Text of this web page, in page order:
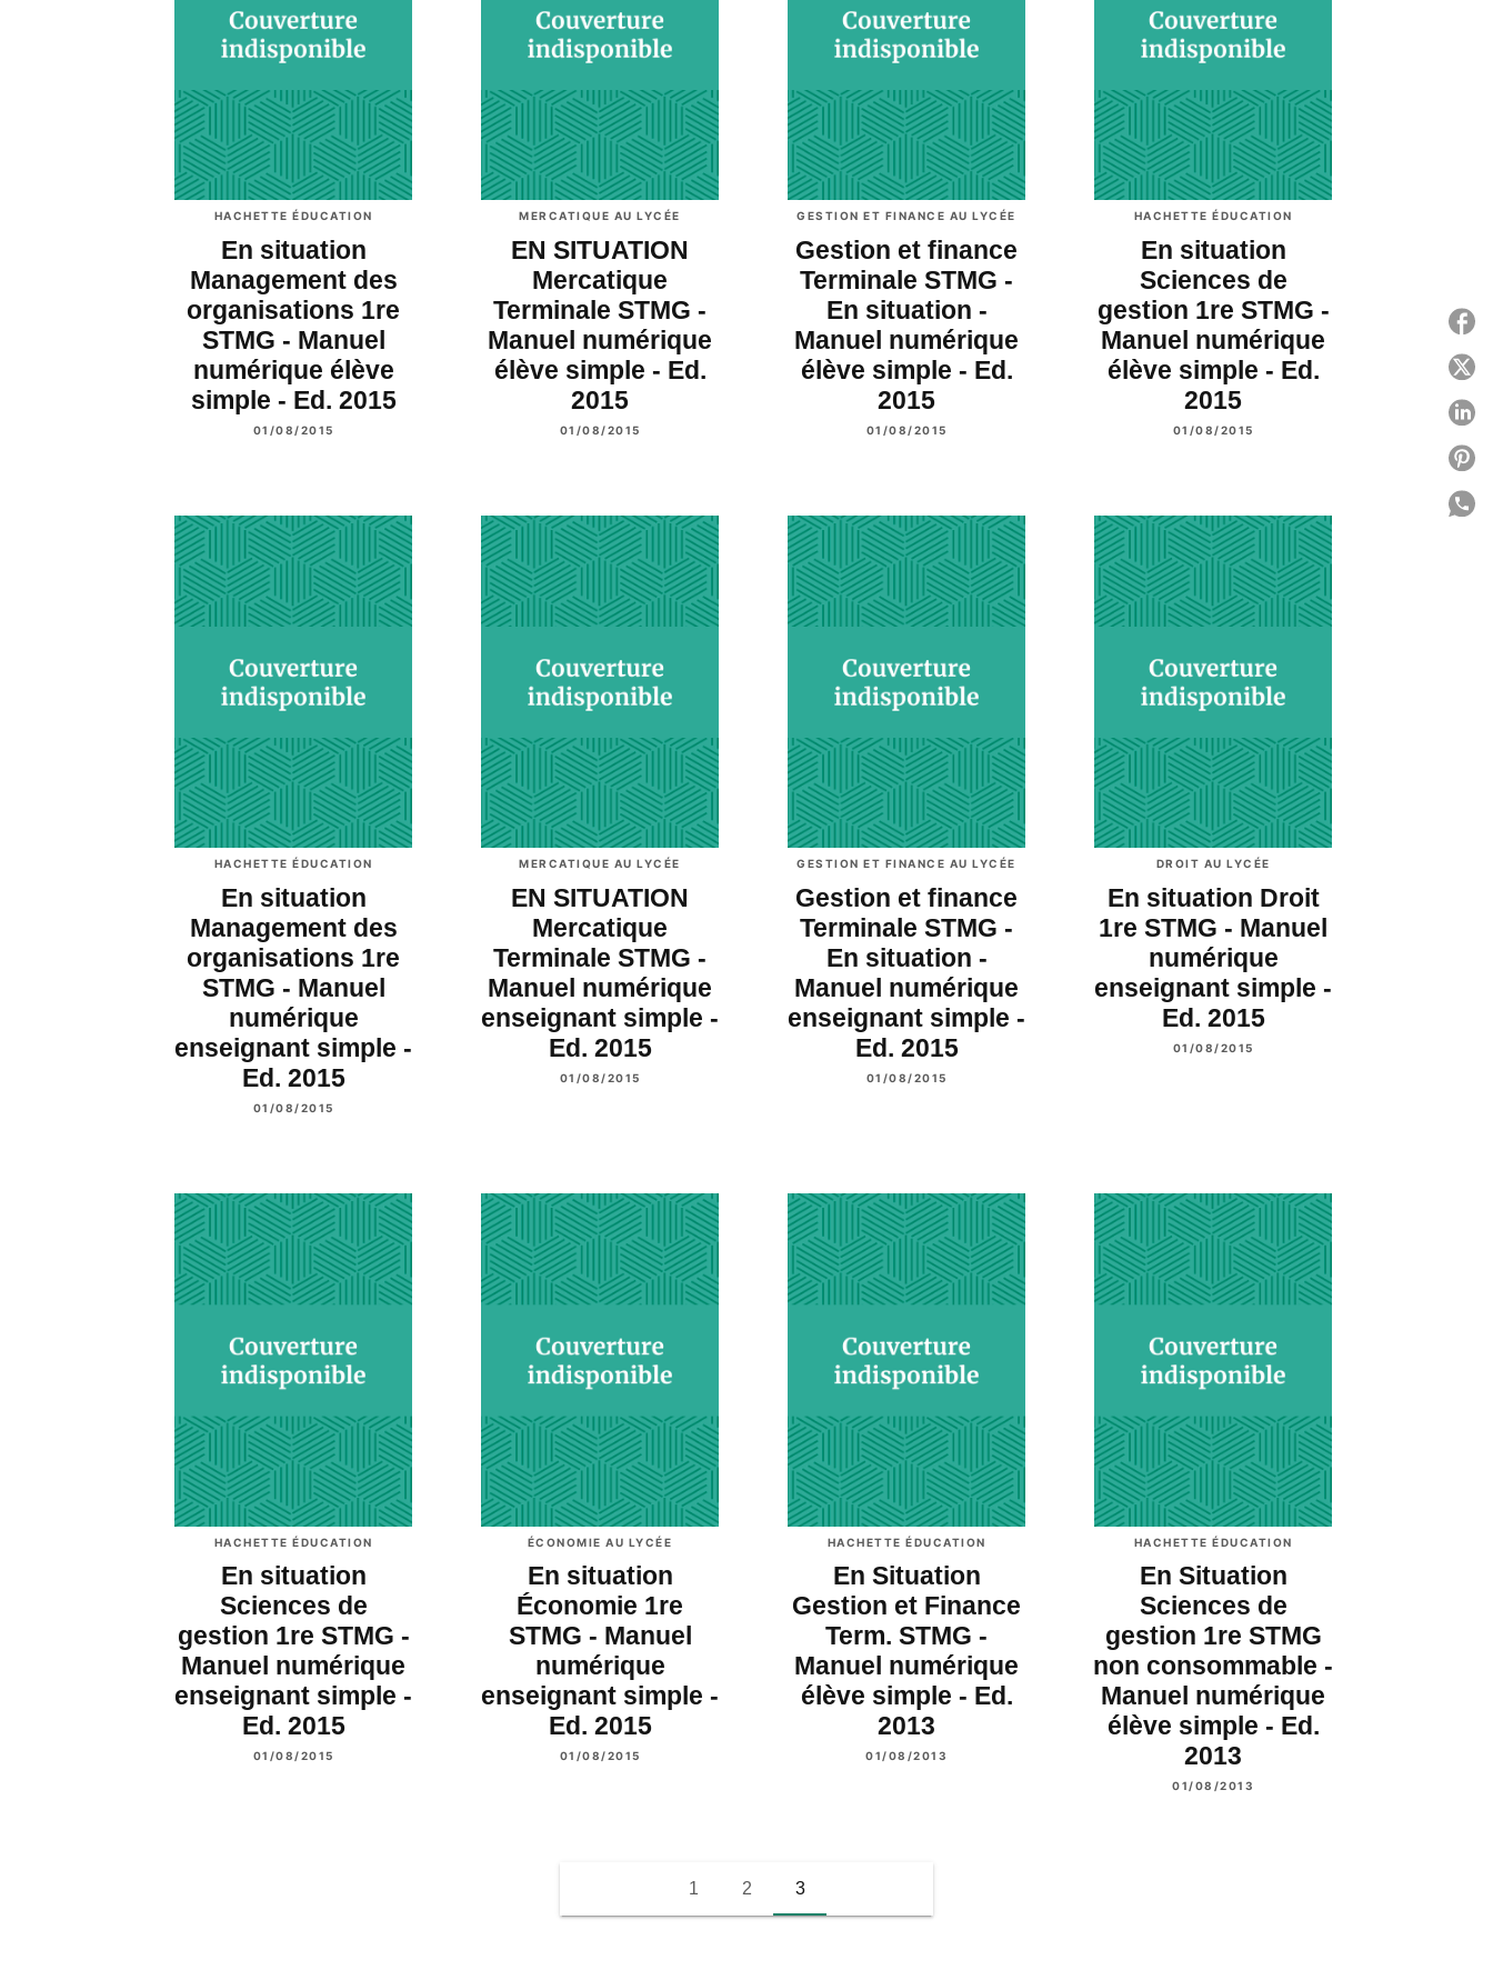
HACHETTE ÉDUCATION
En situation
Management des
organisations 1re
STMG - Manuel
numérique élève
simple - Ed. 2015
01/08/2015
MERCATIQUE AU LYCÉE
EN SITUATION
Mercatique
Terminale STMG -
Manuel numérique
élève simple - Ed.
2015
01/08/2015
GESTION ET FINANCE AU LYCÉE
Gestion et finance
Terminale STMG -
En situation -
Manuel numérique
élève simple - Ed.
2015
01/08/2015
HACHETTE ÉDUCATION
En situation
Sciences de
gestion 1re STMG -
Manuel numérique
élève simple - Ed.
2015
01/08/2015
HACHETTE ÉDUCATION
En situation
Management des
organisations 1re
STMG - Manuel
numérique
enseignant simple -
Ed. 2015
01/08/2015
MERCATIQUE AU LYCÉE
EN SITUATION
Mercatique
Terminale STMG -
Manuel numérique
enseignant simple -
Ed. 2015
01/08/2015
GESTION ET FINANCE AU LYCÉE
Gestion et finance
Terminale STMG -
En situation -
Manuel numérique
enseignant simple -
Ed. 2015
01/08/2015
DROIT AU LYCÉE
En situation Droit
1re STMG - Manuel
numérique
enseignant simple -
Ed. 2015
01/08/2015
HACHETTE ÉDUCATION
En situation
Sciences de
gestion 1re STMG -
Manuel numérique
enseignant simple -
Ed. 2015
01/08/2015
ÉCONOMIE AU LYCÉE
En situation
Économie 1re
STMG - Manuel
numérique
enseignant simple -
Ed. 2015
01/08/2015
HACHETTE ÉDUCATION
En Situation
Gestion et Finance
Term. STMG -
Manuel numérique
élève simple - Ed.
2013
01/08/2013
HACHETTE ÉDUCATION
En Situation
Sciences de
gestion 1re STMG
non consommable -
Manuel numérique
élève simple - Ed.
2013
01/08/2013
1 2 3